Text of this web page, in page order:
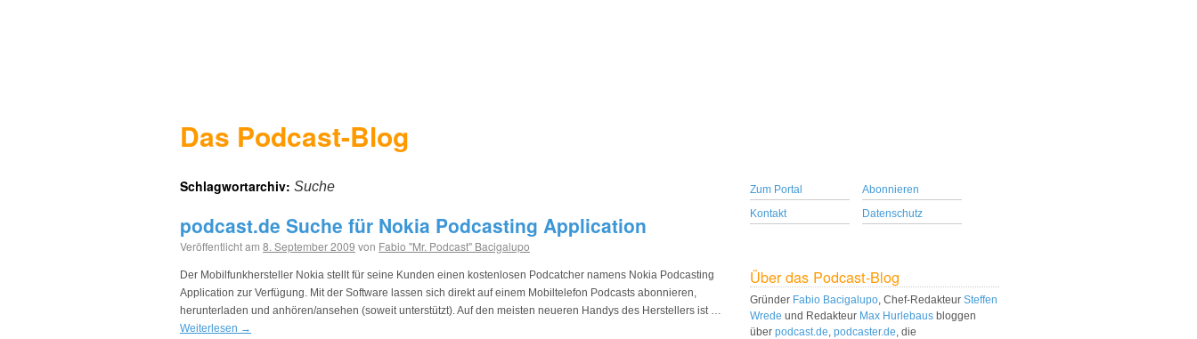
Das Podcast-Blog
Schlagwortarchiv: Suche
podcast.de Suche für Nokia Podcasting Application
Veröffentlicht am 8. September 2009 von Fabio "Mr. Podcast" Bacigalupo
Der Mobilfunkhersteller Nokia stellt für seine Kunden einen kostenlosen Podcatcher namens Nokia Podcasting
Application zur Verfügung. Mit der Software lassen sich direkt auf einem Mobiltelefon Podcasts abonnieren,
herunterladen und anhören/ansehen (soweit unterstützt). Auf den meisten neueren Handys des Herstellers ist …
Weiterlesen →
Zum Portal
Abonnieren
Kontakt
Datenschutz
Über das Podcast-Blog
Gründer Fabio Bacigalupo, Chef-Redakteur Steffen
Wrede und Redakteur Max Hurlebaus bloggen
über podcast.de, podcaster.de, die